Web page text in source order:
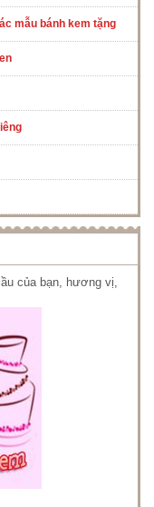
mẫu bánh kem tặng
của bạn, hương vị,